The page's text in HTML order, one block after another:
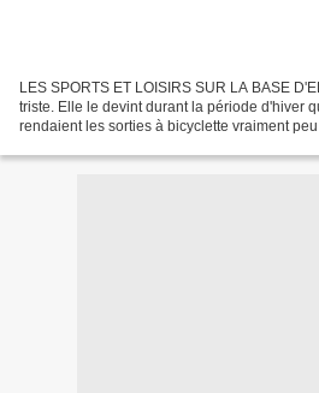
LES SPORTS ET LOISIRS SUR LA BASE
triste. Elle le devint durant la période d'hiver
rendaient les sorties à bicyclette vraiment